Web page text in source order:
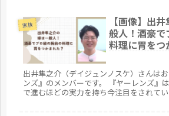
家族
【画像】出
般人！酒豪で
料理に胃をつ
出井隼之介（デイジュンノスケ）さんは
ンズ』のメンバーです。 『ヤーレンズ』
で進むほどの実力を持ち今注目をされて